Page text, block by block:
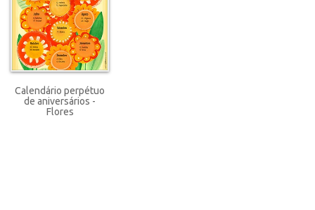
Calendário perpétuo
de aniversários -
Flores